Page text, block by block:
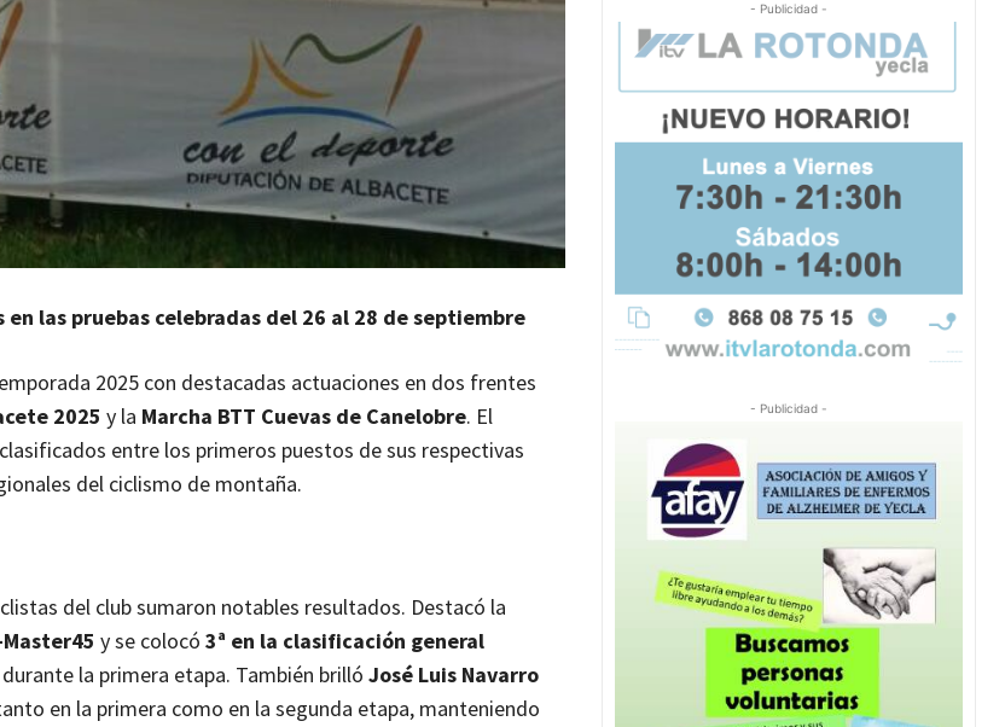
las pruebas celebradas del 26 al 28 de septiembre
2025 con destacadas actuaciones en dos frentes
2025 y la Marcha BTT Cuevas de Canelobre. El
entre los primeros puestos de sus respectivas
del ciclismo de montaña.
del club sumaron notables resultados. Destacó la
y se colocó 3ª en la clasificación general
durante la primera etapa. También brilló José Luis Navarro
en la primera como en la segunda etapa, manteniendo
- Publicidad -
- Publicidad -